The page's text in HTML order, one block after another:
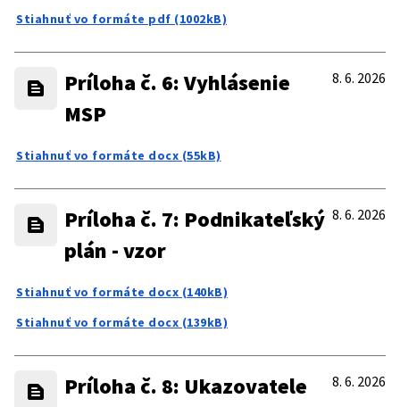
Stiahnuť vo formáte pdf (1002kB)
Príloha č. 6: Vyhlásenie
MSP
8. 6. 2026
Stiahnuť vo formáte docx (55kB)
Príloha č. 7: Podnikateľský
plán - vzor
8. 6. 2026
Stiahnuť vo formáte docx (140kB)
Stiahnuť vo formáte docx (139kB)
Príloha č. 8: Ukazovatele
8. 6. 2026